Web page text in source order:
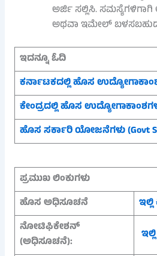
ಅರ್ಜಿ ಸಲ್ಲಿಸಿ.
ಅಥವಾ ಇಮೇಲ್
ಇದನ್ನೂ ಓದಿ
ಕರ್ನಾಟಕದಲ್ಲಿ ಹೊಸ
ಕೇಂದ್ರದಲ್ಲಿ ಹೊಸ
ಹೊಸ ಸರ್ಕಾರಿ ಯೋಜನೆಗಳು (Govt
ಪ್ರಮುಖ ಲಿಂಕುಗಳು
ಹೊಸ ಅಧಿಸೂಚನೆ
ನೋಟಿಫಿಕೇಶನ್
(ಅಧಿಸೂಚನೆ):